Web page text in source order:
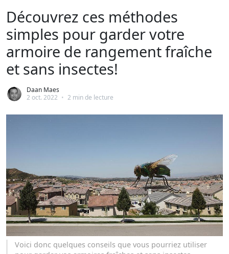
Découvrez ces méthodes
simples pour garder votre
armoire de rangement fraîche
et sans insectes!
Daan Maes
2 oct. 2022 • 2 min de lecture
Voici donc quelques conseils que vous pourriez utiliser